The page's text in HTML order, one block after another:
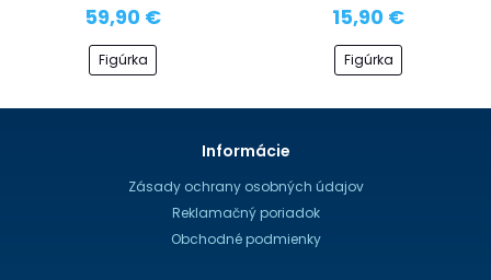
59,90 €
Figúrka
15,90 €
Figúrka
Informácie
Zásady ochrany osobných údajov
Reklamačný poriadok
Obchodné podmienky